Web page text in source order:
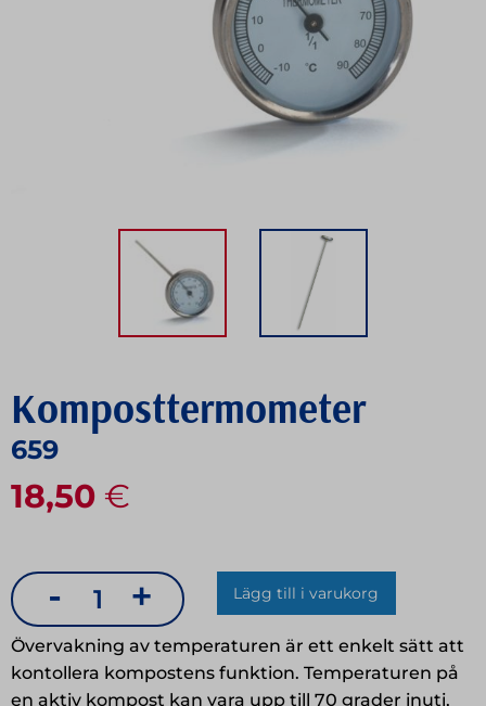
Komposttermometer
659
18,50 €
-
Komposttermometer
mängd
+ Lägg till i varukorg
Övervakning av temperaturen är ett enkelt sätt att
kontollera kompostens funktion. Temperaturen på
en aktiv kompost kan vara upp till 70 grader inuti,